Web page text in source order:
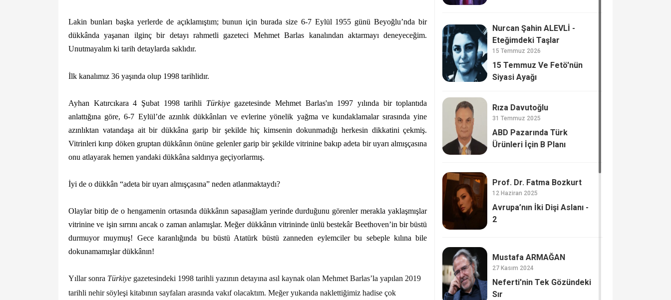
Lakin bunları başka yerlerde de açıklamıştım; bunun için burada size 6-7 Eylül 1955 günü Beyoğlu’nda bir
dükkânda yaşanan ilginç bir detayı rahmetli gazeteci Mehmet Barlas kanalından aktarmayı deneyeceğim.
Unutmayalım ki tarih detaylarda saklıdır.
İlk kanalımız 36 yaşında olup 1998 tarihlidır.
Ayhan Katırcıkara 4 Şubat 1998 tarihli Türkiyegazetesinde Mehmet Barlas'ın 1997 yılında bir toplantıda
anlattığına göre, 6-7 Eylül’de azınlık dükkânları ve evlerine yönelik yağma ve kundaklamalar sırasında yine
azınlıktan vatandaşa ait bir dükkâna garip bir şekilde hiç kimsenin dokunmadığı herkesin dikkatini çekmiş.
Vitrinleri kırıp döken gruptan dükkânın önüne gelenler garip bir şekilde vitrinine bakıp adeta bir uyarı almışçasına
onu atlayarak hemen yandaki dükkâna saldırıya geçiyorlarmış.
İyi de o dükkân “adeta bir uyarı almışçasına” neden atlanmaktaydı?
Olaylar bitip de o hengamenin ortasında dükkânın sapasağlam yerinde durduğunu görenler merakla yaklaşmışlar
vitrinine ve işin sırrını ancak o zaman anlamışlar. Meğer dükkânın vitrininde ünlü bestekâr Beethoven’in bir büstü
durmuyor muymuş! Gece karanlığında bu büstü Atatürk büstü zanneden eylemciler bu sebeple kılına bile
dokunamamışlar dükkânın!
Yıllar sonra Türkiye gazetesindeki 1998 tarihli yazının detayına asıl kaynak olan Mehmet Barlas’la yapılan 2019
tarihli nehir söyleşi kitabının sayfaları arasında vakıf olacaktım. Meğer yukarıda naklettiğimiz hadise çok
Nurcan Şahin ALEVLİ -
Eteğimdeki Taşlar
15 Temmuz 2026
15 Temmuz Ve Fetö'nün
Siyasi Ayağı
Rıza Davutoğlu
31 Temmuz 2025
ABD Pazarında Türk
Ürünleri İçin B Planı
Prof. Dr. Fatma Bozkurt
12 Haziran 2025
Avrupa’nın İki Dişi Aslanı -
2
Mustafa ARMAĞAN
27 Kasım 2024
Neferti'nin Tek Gözündeki
Sır